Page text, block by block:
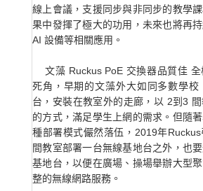
線上會議，支援同步與非同步的教學
果中發揮了極大的功用，未來也將再
AI 設備等相關應用。
文藻 Ruckus PoE 交換器品質佳 全
死角，早期的文藻外大如同多數學校
台，安裝在教室外的走廊，以 2到3
的方式，滿足學生上網的需求。但隨
種部署模式儼然落伍，2019年
間教室部署一台無線基地台之外，也
基地台，以便在廣場、操場舉辦大型
整的無線網路服務。